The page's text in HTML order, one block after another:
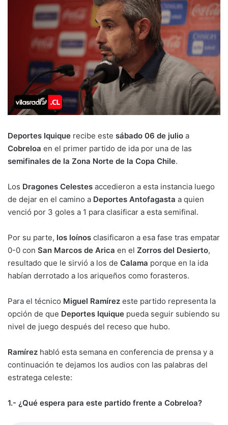
Deportes Iquique recibe este sábado 06 de julio a
Cobreloa en el primer partido de ida por una de las
semifinales de la Zona Norte de la Copa Chile.
Los Dragones Celestes accedieron a esta instancia luego
de dejar en el camino a Deportes Antofagasta a quien
venció por 3 goles a 1 para clasificar a esta semifinal.
Por su parte, los loínos clasificaron a esa fase tras empatar
0-0 con San Marcos de Arica en el Zorros del Desierto,
resultado que le sirvió a los de Calama porque en la ida
habían derrotado a los ariqueños como forasteros.
Para el técnico Miguel Ramírez este partido representa la
opción de que Deportes Iquique pueda seguir subiendo su
nivel de juego después del receso que hubo.
Ramírez habló esta semana en conferencia de prensa y a
continuación te dejamos los audios con las palabras del
estratega celeste:
1.- ¿Qué espera para este partido frente a Cobreloa?